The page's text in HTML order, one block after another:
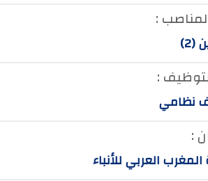
:
(2)
:
نظامي
:
العربي للأنباء